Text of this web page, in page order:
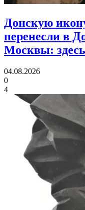
Донскую
перенесли в
Москвы:
04.08.2026
0
4